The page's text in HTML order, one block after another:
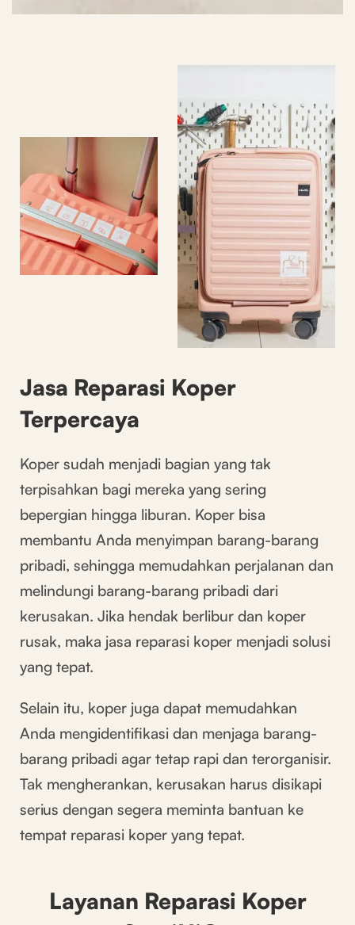
Jasa Reparasi Koper
Terpercaya
Koper sudah menjadi bagian yang tak
terpisahkan bagi mereka yang sering
bepergian hingga liburan. Koper bisa
membantu Anda menyimpan barang-barang
pribadi, sehingga memudahkan perjalanan dan
melindungi barang-barang pribadi dari
kerusakan. Jika hendak berlibur dan koper
rusak, maka jasa reparasi koper menjadi solusi
yang tepat.
Selain itu, koper juga dapat memudahkan
Anda mengidentifikasi dan menjaga barang-
barang pribadi agar tetap rapi dan terorganisir.
Tak mengherankan, kerusakan harus disikapi
serius dengan segera meminta bantuan ke
tempat reparasi koper yang tepat.
Layanan Reparasi Koper